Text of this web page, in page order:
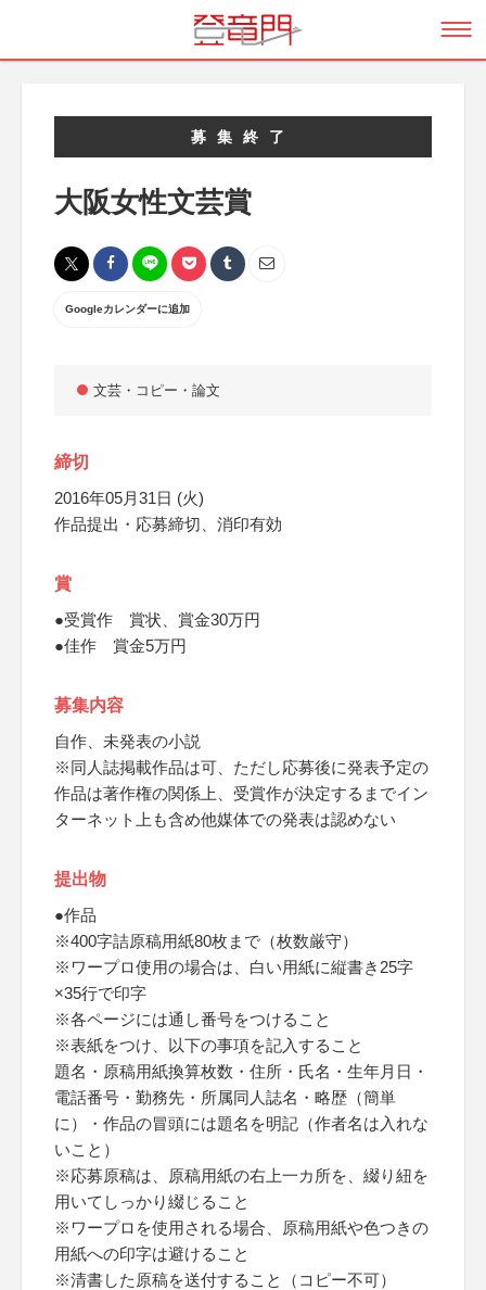
募集終了
大阪女性文芸賞
Googleカレンダーに追加
文芸・コピー・論文
締切
2016年05月31日 (火)
作品提出・応募締切、消印有効
賞
●受賞作 賞状、賞金30万円
●佳作 賞金5万円
募集内容
自作、未発表の小説
※同人誌掲載作品は可、ただし応募後に発表予定の
作品は著作権の関係上、受賞作が決定するまでイン
ターネット上も含め他媒体での発表は認めない
提出物
●作品
※400字詰原稿用紙80枚まで（枚数厳守）
※ワープロ使用の場合は、白い用紙に縦書き25字
×35行で印字
※各ページには通し番号をつけること
※表紙をつけ、以下の事項を記入すること
題名・原稿用紙換算枚数・住所・氏名・生年月日・
電話番号・勤務先・所属同人誌名・略歴（簡単
に）・作品の冒頭には題名を明記（作者名は入れな
いこと）
※応募原稿は、原稿用紙の右上一カ所を、綴り紐を
用いてしっかり綴じること
※ワープロを使用される場合、原稿用紙や色つきの
用紙への印字は避けること
※清書した原稿を送付すること（コピー不可）